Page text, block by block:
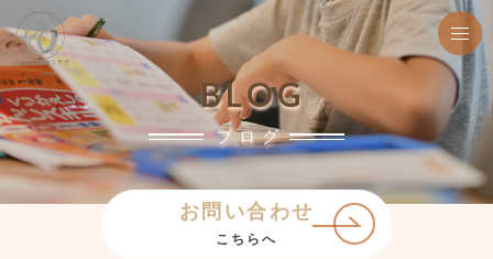
BLOG
ブログ
お問い合わせ
こちらへ